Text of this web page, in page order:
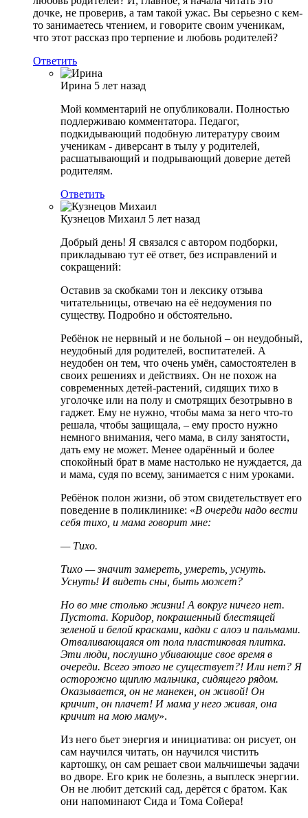
дочке, не проверив, а там такой ужас. Вы серьезно с кем-
то занимаетесь чтением, и говорите своим ученикам,
что этот рассказ про терпение и любовь родителей?
Ответить
Ирина 5 лет назад
Мой комментарий не опубликовали. Полностью
подлерживаю комментатора. Педагог,
подкидывающий подобную литературу своим
ученикам - диверсант в тылу у родителей,
расшатывающий и подрывающий доверие детей
родителям.
Ответить
Кузнецов Михаил 5 лет назад
Добрый день! Я связался с автором подборки,
прикладываю тут её ответ, без исправлений и
сокращений:
Оставив за скобками тон и лексику отзыва
читательницы, отвечаю на её недоумения по
существу. Подробно и обстоятельно.
Ребёнок не нервный и не больной – он неудобный,
неудобный для родителей, воспитателей. А
неудобен он тем, что очень умён, самостоятелен в
своих решениях и действиях. Он не похож на
современных детей-растений, сидящих тихо в
уголочке или на полу и смотрящих безотрывно в
гаджет. Ему не нужно, чтобы мама за него что-то
решала, чтобы защищала, – ему просто нужно
немного внимания, чего мама, в силу занятости,
дать ему не может. Менее одарённый и более
спокойный брат в маме настолько не нуждается, да
и мама, судя по всему, занимается с ним уроками.
Ребёнок полон жизни, об этом свидетельствует его
поведение в поликлинике: «В очереди надо вести
себя тихо, и мама говорит мне:
— Тихо.
Тихо — значит замереть, умереть, уснуть.
Уснуть! И видеть сны, быть может?
Но во мне столько жизни! А вокруг ничего нет.
Пустота. Коридор, покрашенный блестящей
зеленой и белой красками, кадки с алоэ и пальмами.
Отваливающаяся от пола пластиковая плитка.
Эти люди, послушно убивающие свое время в
очереди. Всего этого не существует?! Или нет? Я
осторожно щиплю мальчика, сидящего рядом.
Оказывается, он не манекен, он живой! Он
кричит, он плачет! И мама у него живая, она
кричит на мою маму».
Из него бьет энергия и инициатива: он рисует, он
сам научился читать, он научился чистить
картошку, он сам решает свои мальчишечьи задачи
во дворе. Его крик не болезнь, а выплеск энергии.
Он не любит детский сад, дерётся с братом. Как
они напоминают Сида и Тома Сойера!